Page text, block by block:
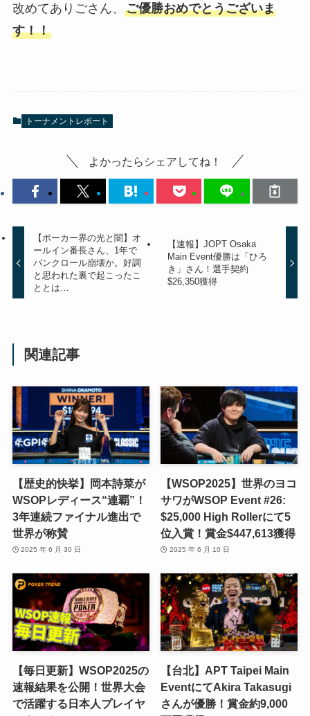
改めてありごさん、 ご優勝おめでとうございま
す！！
トーナメントレポート
よかったらシェアしてね！
【ポーカー界の光と闇】オ
ールイン番長さん、1年で
バンクロール崩壊か。好調
と思われた裏で起こったこ
ととは…
【速報】JOPT Osaka
Main Event優勝は「ひろ
き」さん！選手契約
$26,350獲得
関連記事
【歴史的快挙】岡本詩菜が
WSOPレディース“連覇”！
3年連続ファイナル進出で
世界が称賛
2025 年 6 月 30 日
【WSOP2025】世界のヨコ
サワがWSOP Event #26:
$25,000 High Rollerにて5
位入賞！賞金$447,613獲得
2025 年 6 月 10 日
【毎日更新】WSOP2025の
速報結果を公開！世界大会
で活躍する日本人プレイヤ
【台北】APT Taipei Main
EventにてAkira Takasugi
さんが優勝！賞金約9,000